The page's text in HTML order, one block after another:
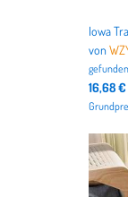
von
16,68 €